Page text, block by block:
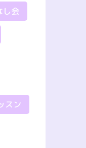
し会
スン